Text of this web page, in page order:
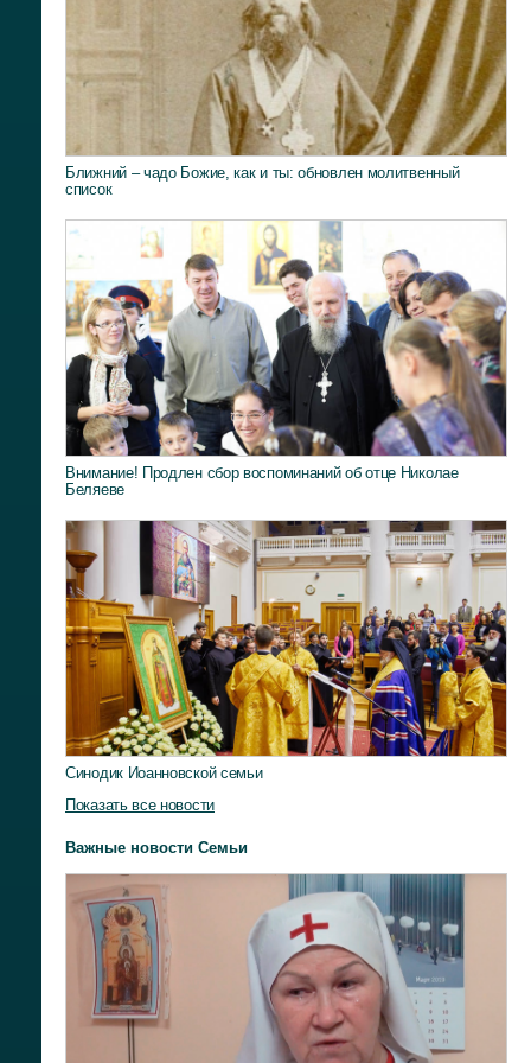
Ближний – чадо Божие, как и ты: обновлен молитвенный
список
Внимание! Продлен сбор воспоминаний об отце Николае
Беляеве
Синодик Иоанновской семьи
Показать все новости
Важные новости Семьи